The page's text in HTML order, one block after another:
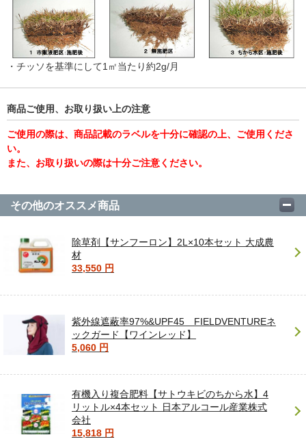
・チッソを基準にして1㎡当たり約2g/月
商品ご使用、お取り扱い上の注意
ご使用の際は、商品記載のラベルを十分に確認の上、ご使用くださ
い。
また、お取り扱いの際は十分ご注意ください。
その他のオススメ商品
除草剤【サンフーロン】2L×10本セット 大成農
材
33,550 円
紫外線遮蔽率97%&UPF45 FIELDVENTUREネ
ックガード【ワインレッド】
5,060 円
有機入り複合肥料【サトウキビのちから水】4
リットル×4本セット 日本アルコール産業株式
会社
15,818 円